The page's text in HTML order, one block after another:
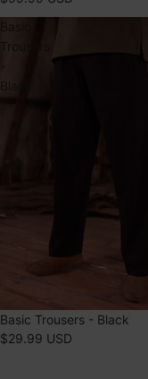
Basic
Trousers
-
Black
Basic Trousers - Black
$29.99 USD